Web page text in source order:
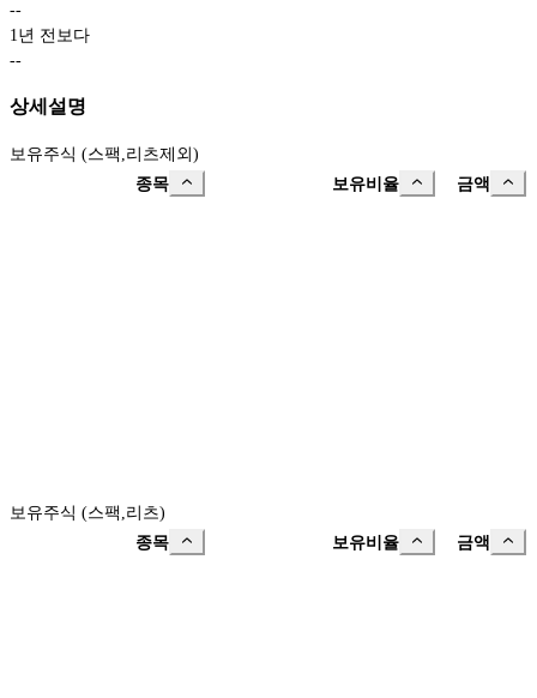
--
1년 전보다
--
상세설명
보유주식 (스팩,리츠제외)
종목
보유비율 금액
보유주식 (스팩,리츠)
종목
보유비율 금액